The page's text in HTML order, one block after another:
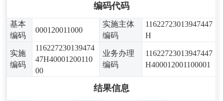
编码代码
基本
编码
000120011000
实施主体
编码
11622723013947447
H
实施
编码
116227230139474
47H40001200110
00
业务办理
编码
11622723013947447
H400012001100001
结果信息